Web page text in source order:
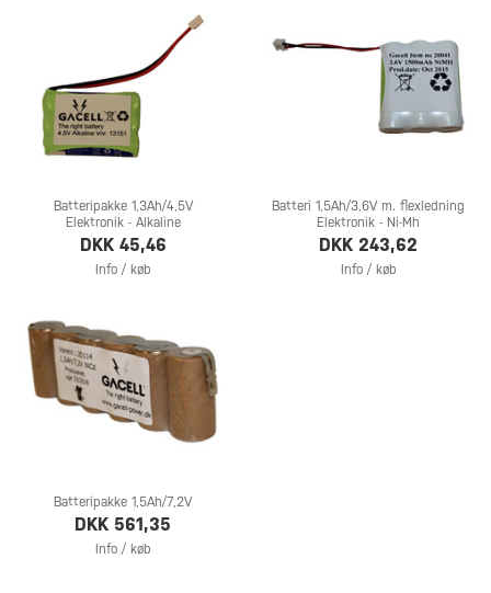
Batteripakke 1,3Ah/4,5V
Elektronik - Alkaline
DKK 45,46
Info / køb
Batteri 1,5Ah/3,6V m. flexledning
Elektronik - Ni-Mh
DKK 243,62
Info / køb
Batteripakke 1,5Ah/7,2V
DKK 561,35
Info / køb